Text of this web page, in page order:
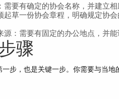
：需要有确定的协会名称，并建立
起草一份协会章程，明确规定协
源 ：需要有固定的办公地点，并
骤
一步，也是关键一步。你需要与当